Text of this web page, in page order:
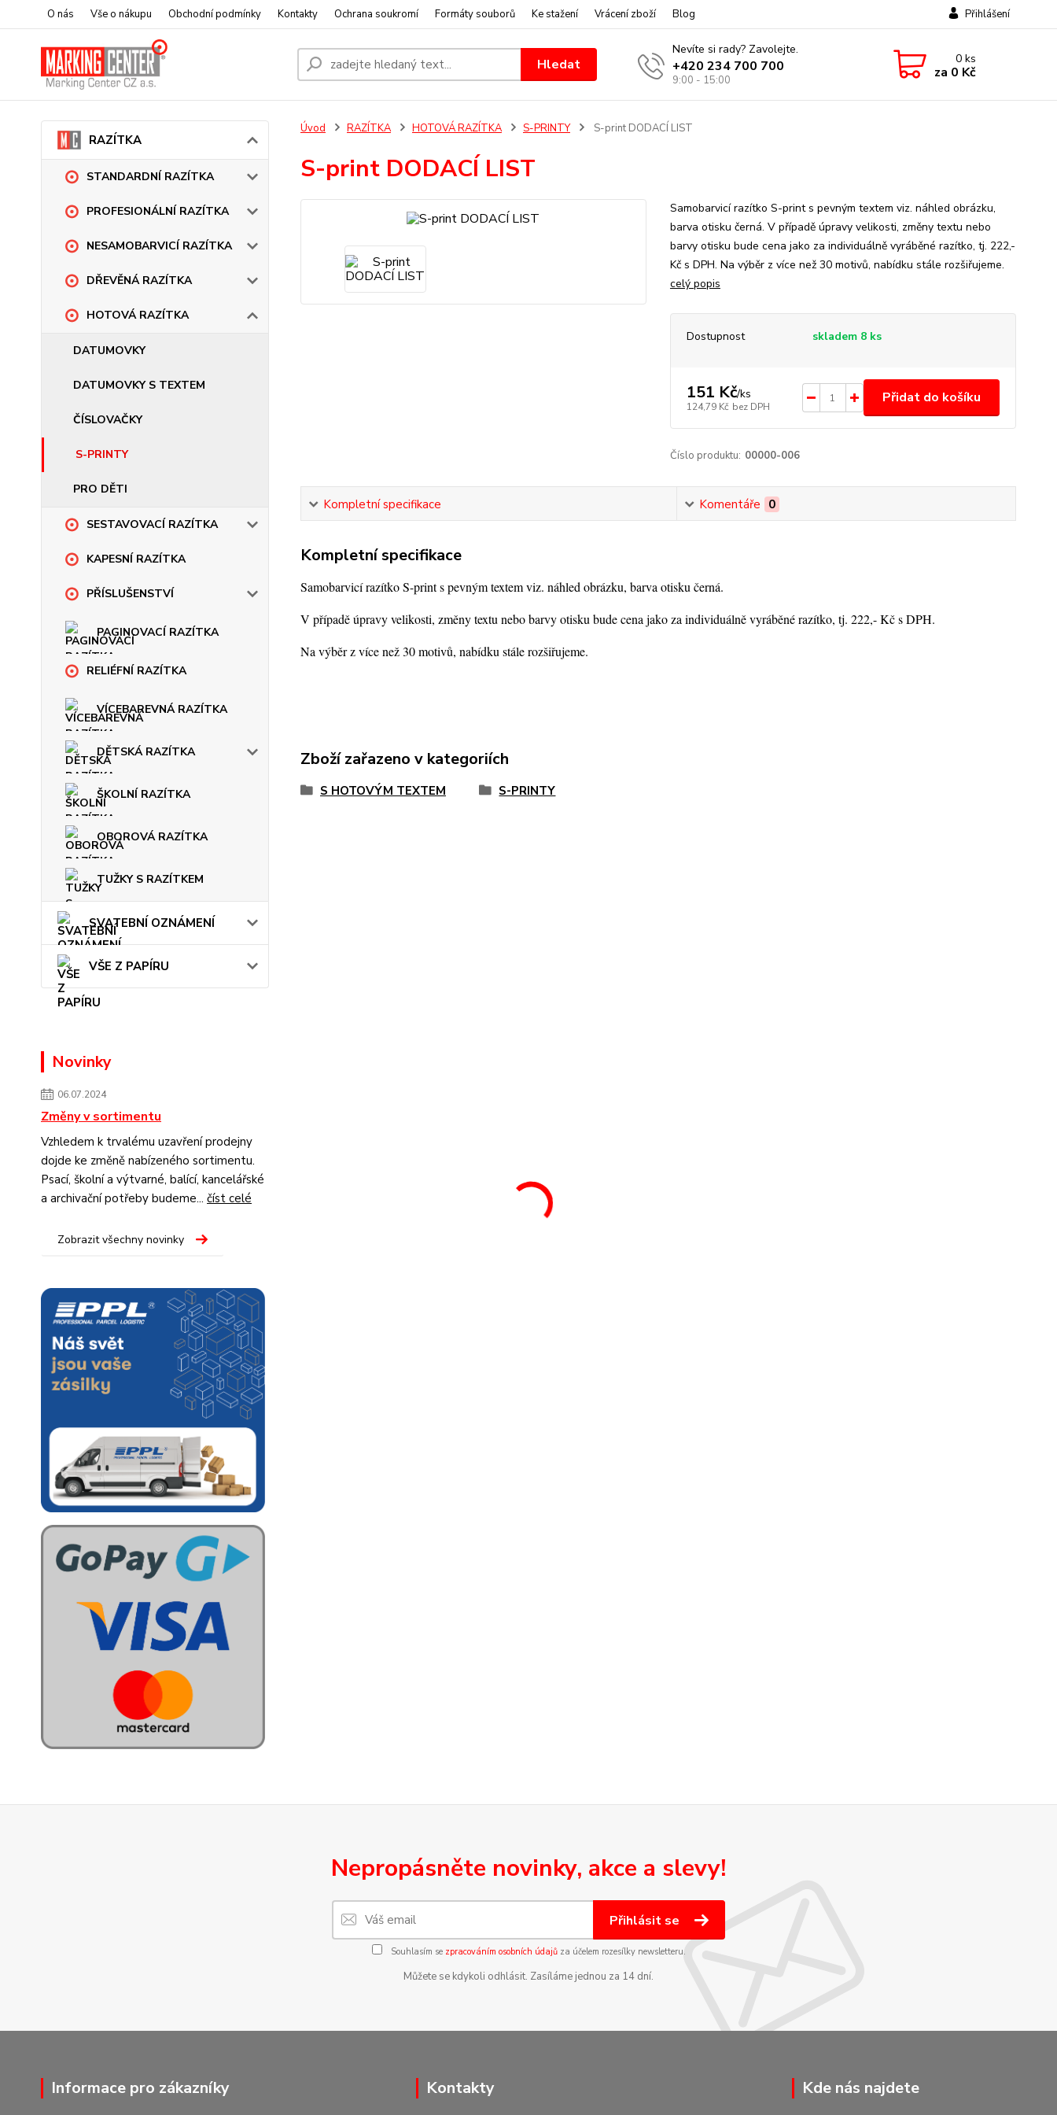
O nás Vše o nákupu Obchodní podmínky Kontakty Ochrana soukromí Formáty souborů Ke stažení Vrácení zboží Blog Přihlášení
Hledat
Nevíte si rady? Zavolejte.
+420 234 700 700
9:00 - 15:00
0ks
za 0 Kč
RAZÍTKA
STANDARDNÍ RAZÍTKA
PROFESIONÁLNÍ RAZÍTKA
NESAMOBARVICÍ RAZÍTKA
DŘEVĚNÁ RAZÍTKA
HOTOVÁ RAZÍTKA
DATUMOVKY
DATUMOVKY S TEXTEM
ČÍSLOVAČKY
S-PRINTY
PRO DĚTI
SESTAVOVACÍ RAZÍTKA
KAPESNÍ RAZÍTKA
PŘÍSLUŠENSTVÍ
PAGINOVACÍ RAZÍTKA
RELIÉFNÍ RAZÍTKA
VÍCEBAREVNÁ RAZÍTKA
DĚTSKÁ RAZÍTKA
ŠKOLNÍ RAZÍTKA
OBOROVÁ RAZÍTKA
TUŽKY S RAZÍTKEM
SVATEBNÍ OZNÁMENÍ
VŠE Z PAPÍRU
Novinky
06.07.2024
Změny v sortimentu
Vzhledem k trvalému uzavření prodejny
dojde ke změně nabízeného sortimentu.
Psací, školní a výtvarné, balící, kancelářské
a archivační potřeby budeme... číst celé
Zobrazit všechny novinky
Úvod RAZÍTKA HOTOVÁ RAZÍTKA S-PRINTY S-print DODACÍ LIST
S-print DODACÍ LIST
Samobarvicí razítko S-print s pevným textem viz. náhled obrázku,
barva otisku černá. V případě úpravy velikosti, změny textu nebo
barvy otisku bude cena jako za individuálně vyráběné razítko, tj. 222,-
Kč s DPH. Na výběr z více než 30 motivů, nabídku stále rozšiřujeme.
celý popis
Dostupnost skladem 8 ks
151 Kč/ks
124,79 Kč bez DPH
Přidat do košíku
Číslo produktu: 00000-006
Kompletní specifikace Komentáře 0
Kompletní specifikace
Samobarvicí razítko S-print s pevným textem viz. náhled obrázku, barva otisku černá.
V případě úpravy velikosti, změny textu nebo barvy otisku bude cena jako za individuálně vyráběné razítko, tj. 222,- Kč s DPH.
Na výběr z více než 30 motivů, nabídku stále rozšiřujeme.
Zboží zařazeno v kategoriích
S HOTOVÝM TEXTEM S-PRINTY
Nepropásněte novinky, akce a slevy!
Přihlásit se
Souhlasím se zpracováním osobních údajůza účelem rozesílky newsletteru.
Můžete se kdykoli odhlásit. Zasíláme jednou za 14 dní.
Informace pro zákazníky Kontakty Kde nás najdete